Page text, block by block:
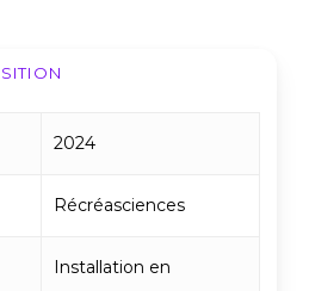
2024
Récréasciences
Installation en